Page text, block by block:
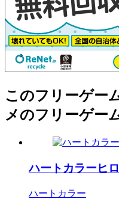
このフリーゲー
メのフリーゲー
ハートカラーヒ
ハートカラー